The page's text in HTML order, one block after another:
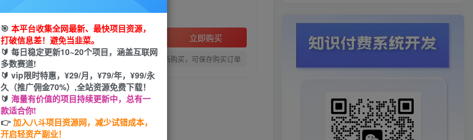
立即购买
您当前未登录！建议登陆后购买，可保存购买订单
🎯 本平台收集全网最新、最快项目资源，
打破信息差！避免当韭菜。
🔰 每日稳定更新10~20个项目，涵盖互联网
多数赛道!
🔰 vip限时特惠，¥29/月，¥79/年，¥99/永
久（推广佣金70%）,全站资源免费下载！
🔰 海量有价值的项目持续更新中，总有一
款适合你!
👉加入八斗项目资源网，减少试错成本，
开启轻资产副业！